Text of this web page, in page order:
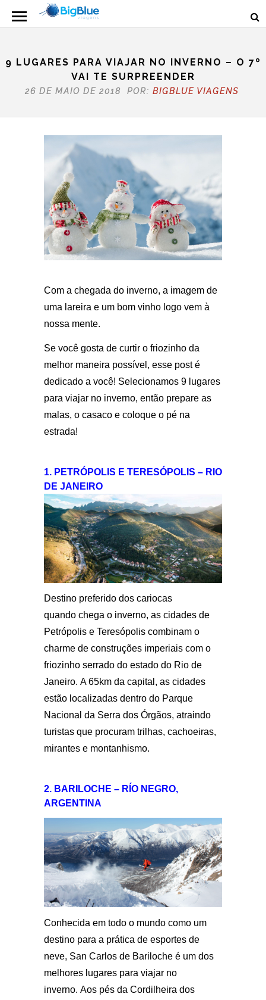
9 LUGARES PARA VIAJAR NO INVERNO – O 7º
VAI TE SURPREENDER
26 DE MAIO DE 2018 POR: BIGBLUE VIAGENS
Com a chegada do inverno, a imagem de
uma lareira e um bom vinho logo vem à
nossa mente.
Se você gosta de curtir o friozinho da
melhor maneira possível, esse post é
dedicado a você! Selecionamos 9 lugares
para viajar no inverno, então prepare as
malas, o casaco e coloque o pé na
estrada!
1. PETRÓPOLIS E TERESÓPOLIS – RIO
DE JANEIRO
Destino preferido dos cariocas
quando chega o inverno, as cidades de
Petrópolis e Teresópolis combinam o
charme de construções imperiais com o
friozinho serrado do estado do Rio de
Janeiro. A 65km da capital, as cidades
estão localizadas dentro do Parque
Nacional da Serra dos Órgãos, atraindo
turistas que procuram trilhas, cachoeiras,
mirantes e montanhismo.
2. BARILOCHE – RÍO NEGRO,
ARGENTINA
Conhecida em todo o mundo como um
destino para a prática de esportes de
neve, San Carlos de Bariloche é um dos
melhores lugares para viajar no
inverno. Aos pés da Cordilheira dos